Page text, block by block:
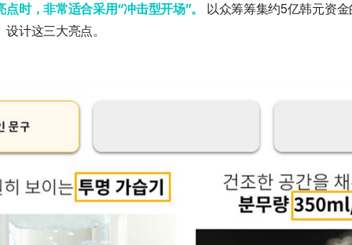
点时，非常适合采用“冲击型开场”。
以众筹筹集约5亿韩元资
计这三大亮点。